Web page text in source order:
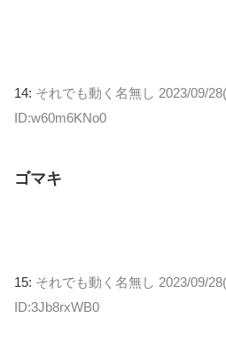
14: それでも動く名無し 2023/09/
ID:w60m6KNo0
ゴマキ
15: それでも動く名無し 2023/09/
ID:3Jb8rxWB0